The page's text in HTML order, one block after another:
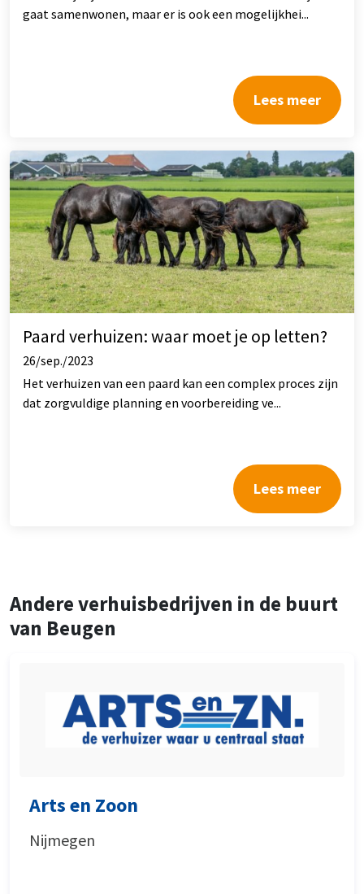
gaat samenwonen, maar er is ook een mogelijkhei...
Lees meer
Paard verhuizen: waar moet je op letten?
26/sep./2023
Het verhuizen van een paard kan een complex proces zijn
dat zorgvuldige planning en voorbereiding ve...
Lees meer
Andere verhuisbedrijven in de buurt
van Beugen
Arts en Zoon
Nijmegen